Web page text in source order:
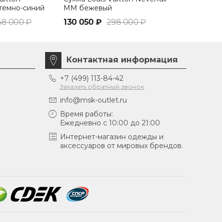
синий
000 ₽
MM бежевый
130 050 ₽ 298 000 ₽
Контактная информация
+7 (499) 113-84-42
Заказать обратный звонок
info@msk-outlet.ru
Время работы:
Ежедневно с 10:00 до 21:00
Интернет-магазин одежды и
аксессуаров от мировых брендов.